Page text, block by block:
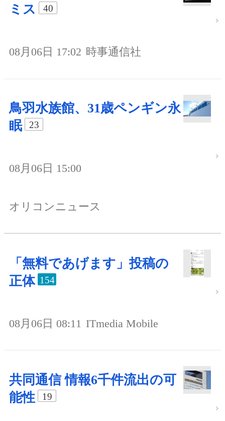
ミス
40
08月06日 17:02 時事通信社
鳥羽水族館、31歳ペンギン永
眠
23
08月06日 15:00
オリコンニュース
「無料であげます」投稿の
正体 154
08月06日 08:11 ITmedia Mobile
共同通信 情報6千件流出の可
能性
19